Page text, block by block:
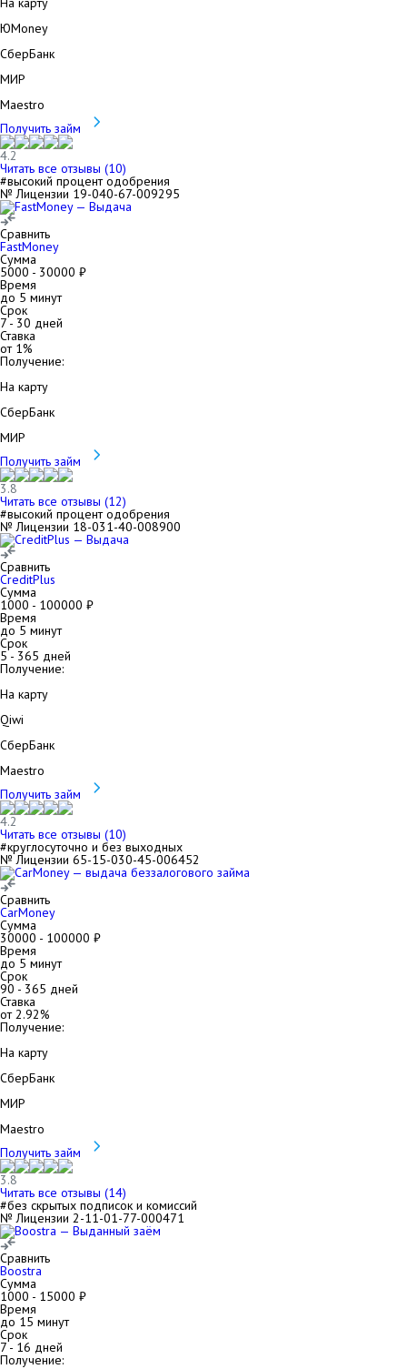
ЮMoney
СберБанк
МИР
Maestro
Получить займ
4.2
Читать все отзывы (10)
#высокий процент одобрения
№ Лицензии 19-040-67-009295
Сравнить
FastMoney
Сумма
5000 - 30000 ₽
Время
до 5 минут
Срок
7- 30 дней
Ставка
от 1%
Получение:
На карту
СберБанк
МИР
Получить займ
3.8
Читать все отзывы (12)
#высокий процент одобрения
№ Лицензии 18-031-40-008900
Сравнить
CreditPlus
Сумма
1000 - 100000 ₽
Время
до 5 минут
Срок
5- 365 дней
Получение:
На карту
Qiwi
СберБанк
Maestro
Получить займ
4.2
Читать все отзывы (10)
#круглосуточно и без выходных
№ Лицензии 65-15-030-45-006452
Сравнить
CarMoney
Сумма
30000 - 100000 ₽
Время
до 5 минут
Срок
90 - 365 дней
Ставка
от2.92%
Получение:
На карту
СберБанк
МИР
Maestro
Получить займ
3.8
Читать все отзывы (14)
#без скрытых подписок и комиссий
№ Лицензии 2-11-01-77-000471
Сравнить
Boostra
Сумма
1000 - 15000 ₽
Время
до 15 минут
Срок
7- 16 дней
Получение: